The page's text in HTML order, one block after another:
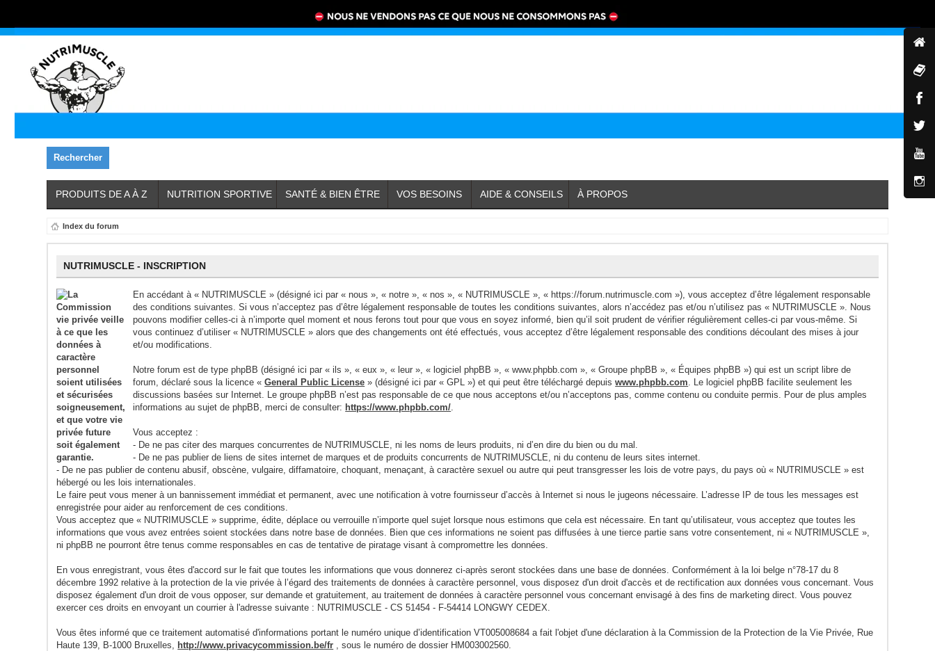
Rechercher
PRODUITS DE A À Z NUTRITION SPORTIVE SANTÉ & BIEN ÊTRE VOS BESOINS AIDE & CONSEILS À PROPOS
Index du forum
NUTRIMUSCLE - INSCRIPTION
En accédant à « NUTRIMUSCLE » (désigné ici par « nous », « notre », « nos », « NUTRIMUSCLE », « https://forum.nutrimuscle.com »), vous acceptez d’être légalement responsable
des conditions suivantes. Si vous n’acceptez pas d’être légalement responsable de toutes les conditions suivantes, alors n’accédez pas et/ou n’utilisez pas « NUTRIMUSCLE ». Nous
pouvons modifier celles-ci à n’importe quel moment et nous ferons tout pour que vous en soyez informé, bien qu’il soit prudent de vérifier régulièrement celles-ci par vous-même. Si
vous continuez d’utiliser « NUTRIMUSCLE » alors que des changements ont été effectués, vous acceptez d’être légalement responsable des conditions découlant des mises à jour
et/ou modifications.
Notre forum est de type phpBB (désigné ici par « ils », « eux », « leur », « logiciel phpBB », « www.phpbb.com », « Groupe phpBB », « Équipes phpBB ») qui est un script libre de
forum, déclaré sous la licence «General Public License » (désigné ici par « GPL ») et qui peut être téléchargé depuiswww.phpbb.com. Le logiciel phpBB facilite seulement les
discussions basées sur Internet. Le groupe phpBB n’est pas responsable de ce que nous acceptons et/ou n’acceptons pas, comme contenu ou conduite permis. Pour de plus amples
informations au sujet de phpBB, merci de consulter: https://www.phpbb.com/.
Vous acceptez :
- De ne pas citer des marques concurrentes de NUTRIMUSCLE, ni les noms de leurs produits, ni d’en dire du bien ou du mal.
- De ne pas publier de liens de sites internet de marques et de produits concurrents de NUTRIMUSCLE, ni du contenu de leurs sites internet.
- De ne pas publier de contenu abusif, obscène, vulgaire, diffamatoire, choquant, menaçant, à caractère sexuel ou autre qui peut transgresser les lois de votre pays, du pays où « NUTRIMUSCLE » est
hébergé ou les lois internationales.
Le faire peut vous mener à un bannissement immédiat et permanent, avec une notification à votre fournisseur d’accès à Internet si nous le jugeons nécessaire. L’adresse IP de tous les messages est
enregistrée pour aider au renforcement de ces conditions.
Vous acceptez que « NUTRIMUSCLE » supprime, édite, déplace ou verrouille n’importe quel sujet lorsque nous estimons que cela est nécessaire. En tant qu’utilisateur, vous acceptez que toutes les
informations que vous avez entrées soient stockées dans notre base de données. Bien que ces informations ne soient pas diffusées à une tierce partie sans votre consentement, ni « NUTRIMUSCLE »,
ni phpBB ne pourront être tenus comme responsables en cas de tentative de piratage visant à compromettre les données.
En vous enregistrant, vous êtes d'accord sur le fait que toutes les informations que vous donnerez ci-après seront stockées dans une base de données. Conformément à la loi belge n°78-17 du 8
décembre 1992 relative à la protection de la vie privée à l’égard des traitements de données à caractère personnel, vous disposez d'un droit d'accès et de rectification aux données vous concernant. Vous
disposez également d'un droit de vous opposer, sur demande et gratuitement, au traitement de données à caractère personnel vous concernant envisagé à des fins de marketing direct. Vous pouvez
exercer ces droits en envoyant un courrier à l'adresse suivante : NUTRIMUSCLE - CS 51454 - F-54414 LONGWY CEDEX.
Vous êtes informé que ce traitement automatisé d'informations portant le numéro unique d’identification VT005008684 a fait l'objet d'une déclaration à la Commission de la Protection de la Vie Privée, Rue
Haute 139, B-1000 Bruxelles, http://www.privacycommission.be/fr , sous le numéro de dossier HM003002560.